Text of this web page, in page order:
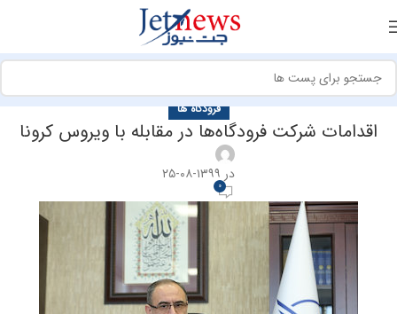
فرودگاه ها
اقدامات شرکت فرودگاه‌ها در مقابله با ویروس کرونا
در ۱۳۹۹-۰۸-۲۵
0